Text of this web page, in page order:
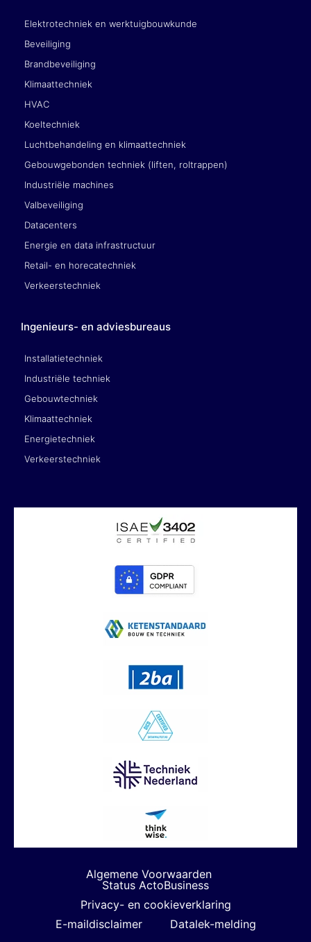
Elektrotechniek en werktuigbouwkunde
Beveiliging
Brandbeveiliging
Klimaattechniek
HVAC
Koeltechniek
Luchtbehandeling en klimaattechniek
Gebouwgebonden techniek (liften, roltrappen)
Industriële machines
Valbeveiliging
Datacenters
Energie en data infrastructuur
Retail- en horecatechniek
Verkeerstechniek
Ingenieurs- en adviesbureaus
Installatietechniek
Industriële techniek
Gebouwtechniek
Klimaattechniek
Energietechniek
Verkeerstechniek
Algemene Voorwaarden
Status ActoBusiness
Privacy- en cookieverklaring
E-maildisclaimer
Datalek-melding